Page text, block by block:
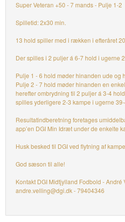
Super Veteran +50 - 7 mands - Pulje 1-2
Spilletid: 2x30 min.
13 hold spiller med i rækken i efteråret
Der spilles i 2 puljer á 6-7 hold i ugerne
Pulje 1 - 6 hold møder hinanden ude og
Pulje 2 - 7 hold møder hinanden en
herefter ombrydning til 2 puljer á 3-4
spilles yderligere 2-3 kampe i ugerne
Resultatindberetning foretages
app’en DGI Min Idræt under de enkelte
Husk besked til DGI ved flytning af
God sæson til alle!
Kontakt DGI Midtjylland Fodbold - André
andre.velling@dgi.dk - 79404346